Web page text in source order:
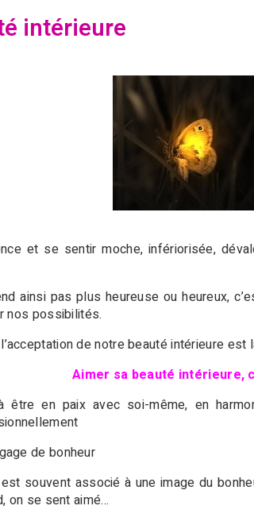
intérieure
et se sentir moche, infériorisée,
ainsi pas plus heureuse ou heureux,
nos possibilités.
de notre beauté intérieure est
Aimer sa beauté intérieure,
à être en paix avec soi-même, en
de bonheur
souvent associé à une image du
on se sent aimé…